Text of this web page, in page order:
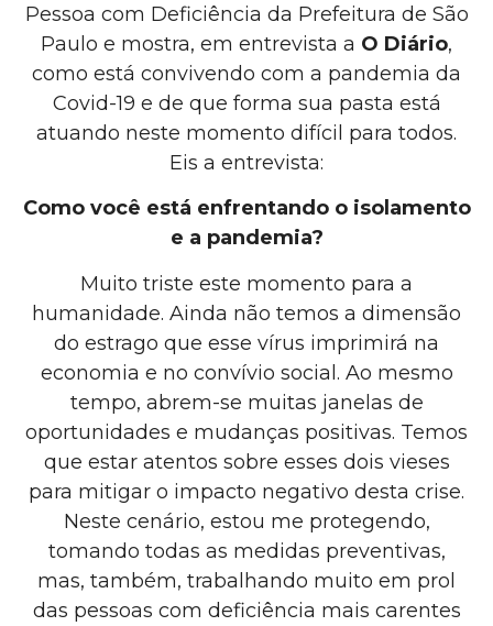
Pessoa com Deficiência da Prefeitura de São
Paulo e mostra, em entrevista a O Diário,
como está convivendo com a pandemia da
Covid-19 e de que forma sua pasta está
atuando neste momento difícil para todos.
Eis a entrevista:
Como você está enfrentando o isolamento
e a pandemia?
Muito triste este momento para a
humanidade. Ainda não temos a dimensão
do estrago que esse vírus imprimirá na
economia e no convívio social. Ao mesmo
tempo, abrem-se muitas janelas de
oportunidades e mudanças positivas. Temos
que estar atentos sobre esses dois vieses
para mitigar o impacto negativo desta crise.
Neste cenário, estou me protegendo,
tomando todas as medidas preventivas,
mas, também, trabalhando muito em prol
das pessoas com deficiência mais carentes